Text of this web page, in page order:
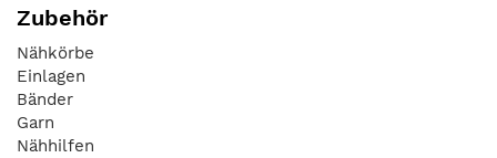
Zubehör
Nähkörbe
Einlagen
Bänder
Garn
Nähhilfen